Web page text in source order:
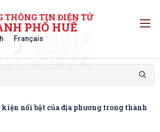
THÔNG TIN ĐIỆN TỬ
PHỐ HUẾ
Français
kiện nổi bật của địa phương trong thành